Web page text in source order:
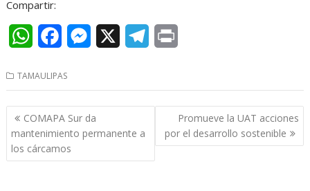
Compartir:
W
a
t
s
A
c
e
b
o
M
s
e
e
n
t
TAMAULIPAS
Navegación
de
entradas
COMAPA Sur da
mantenimiento permanente a
los cárcamos
Promueve la UAT acciones
por el desarrollo sostenible